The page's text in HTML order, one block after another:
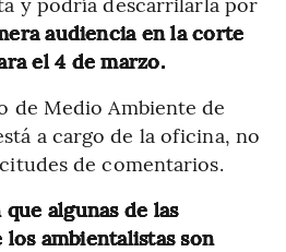
audiencia en la corte
el 4 de marzo.
de Medio Ambiente de
a cargo de la oficina, no
de comentarios.
algunas de las
ambientalistas son